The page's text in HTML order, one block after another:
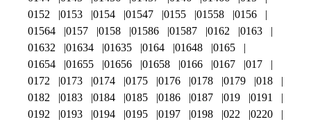
0152
0153 0154 01547 0155 01558
0156
01564
0157 0158 01586 01587 0162
0163
01632
01634 01635 0164 01648
0165
01654
01655 01656 01658 0166 0167
017
0172
0173 0174 0175 0176 0178 0179
018
0182
0183 0184 0185 0186 0187 019
0191
0192
0193 0194 0195 0197 0198 022
0220